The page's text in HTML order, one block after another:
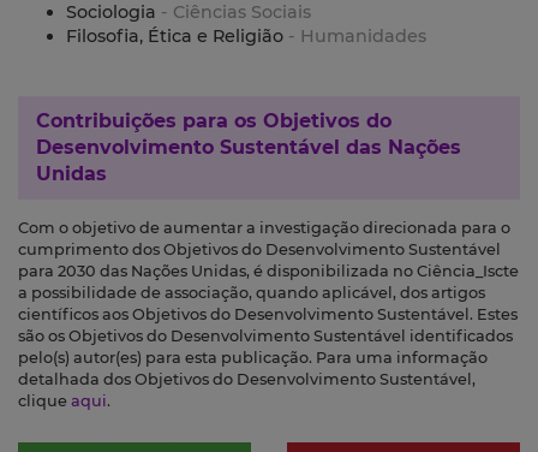
Sociologia - Ciências Sociais
Filosofia, Ética e Religião - Humanidades
Contribuições para os Objetivos do
Desenvolvimento Sustentável das Nações
Unidas
Com o objetivo de aumentar a investigação direcionada para o
cumprimento dos Objetivos do Desenvolvimento Sustentável
para 2030 das Nações Unidas, é disponibilizada no Ciência_Iscte
a possibilidade de associação, quando aplicável, dos artigos
científicos aos Objetivos do Desenvolvimento Sustentável. Estes
são os Objetivos do Desenvolvimento Sustentável identificados
pelo(s) autor(es) para esta publicação. Para uma informação
detalhada dos Objetivos do Desenvolvimento Sustentável,
clique aqui.